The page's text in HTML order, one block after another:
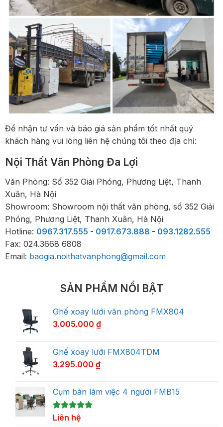
Để nhận tư vấn và báo giá sản phẩm tốt nhất quý
khách hàng vui lòng liên hệ chúng tôi theo địa chỉ:
Nội Thất Văn Phòng Đa Lợi
Văn Phòng: Số 352 Giải Phóng, Phương Liệt, Thanh
Xuân, Hà Nội
Showroom: Showroom nội thất văn phòng, số 352 Giải
Phóng, Phương Liệt, Thanh Xuân, Hà Nội
Hotline: 0967.317.555 - 0917.673.888 - 093.1282.555
Fax: 024.3668 6808
Email: baogia.noithatvanphong@gmail.com
SẢN PHẨM NỔI BẬT
Ghế xoay lưới văn phòng FMX804
3.005.000 ₫
Ghế xoay lưới FMX804TDM
3.295.000 ₫
Cụm bàn làm việc 4 người FMB15
5.00trên 5
dựa trên
1Liên hệ